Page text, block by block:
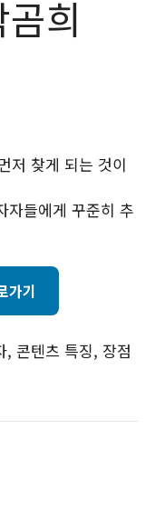
희
저 찾게 되는 것이
자들에게 꾸준히 추
가기
, 콘텐츠 특징, 장점